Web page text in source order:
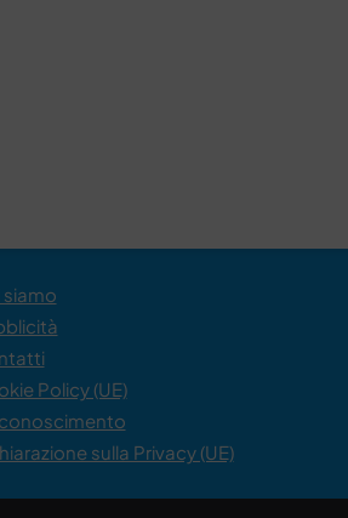
siamo
Policy (UE)
sulla Privacy (UE)